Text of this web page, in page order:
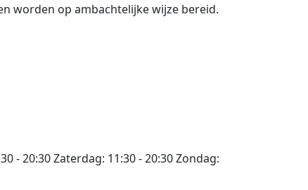
worden op ambachtelijke wijze bereid.
- 20:30Zaterdag: 11:30 - 20:30Zondag: